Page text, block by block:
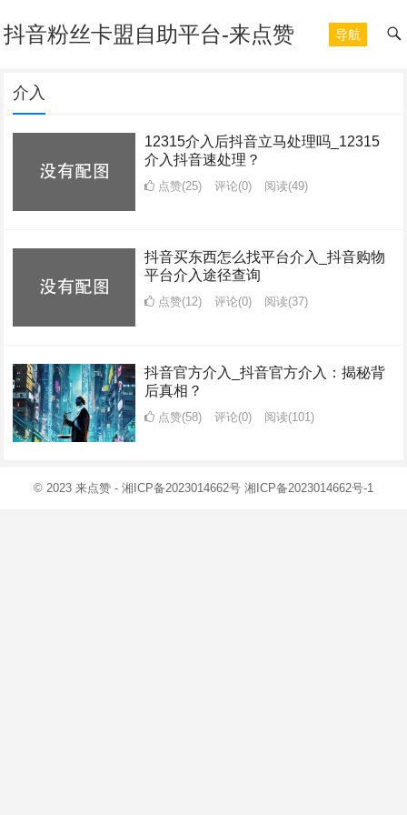
抖音粉丝卡盟自助平台-来点赞 导航
介入
12315介入后抖音立马处理吗_12315
介入抖音速处理？
点赞(25) 评论(0) 阅读(49)
抖音买东西怎么找平台介入_抖音购物
平台介入途径查询
点赞(12) 评论(0) 阅读(37)
抖音官方介入_抖音官方介入：揭秘背
后真相？
点赞(58) 评论(0) 阅读(101)
© 2023 来点赞 - 湘ICP备2023014662号 湘ICP备2023014662号-1